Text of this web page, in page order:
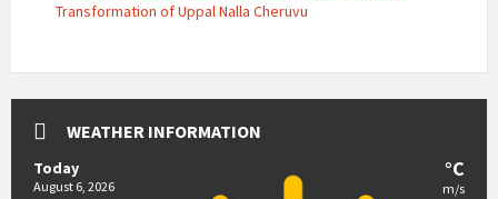
Transformation of Uppal Nalla Cheruvu
WEATHER INFORMATION
Today
August 6, 2026
°C
m/s